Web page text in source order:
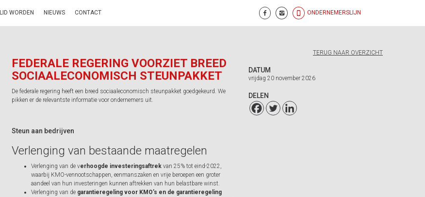
LID WORDEN NIEUWS CONTACT ONDERNEMERSLIJN
TERUG NAAR OVERZICHT
FEDERALE REGERING VOORZIET BREED
SOCIAALECONOMISCH STEUNPAKKET
De federale regering heeft een breed sociaaleconomisch steunpakket goedgekeurd. We
pikken er de relevantste informatie voor ondernemers uit.
Steun aan bedrijven
Verlenging van bestaande maatregelen
Verlenging van de verhoogde investeringsaftrek van 25% tot eind-2022,
waarbij KMO-vennootschappen, eenmanszaken en vrije beroepen een groter
aandeel van hun investeringen kunnen aftrekken van hun belastbare winst.
Verlenging van de garantieregeling voor KMO’s en de garantieregeling
DATUM
vrijdag 20 november 2026
DELEN